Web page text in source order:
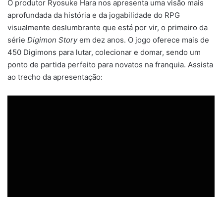
O produtor Ryosuke Hara nos apresenta uma visão mais
aprofundada da história e da jogabilidade do RPG
visualmente deslumbrante que está por vir, o primeiro da
série Digimon Storyem dez anos. O jogo oferece mais de
450 Digimons para lutar, colecionar e domar, sendo um
ponto de partida perfeito para novatos na franquia. Assista
ao trecho da apresentação: